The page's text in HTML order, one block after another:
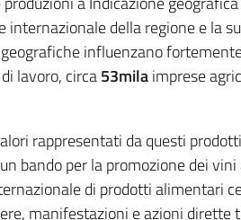
della regione e la
influenzano
lavoro, circa53milaimprese
rappresentati da questi
bando per la promozione dei
di prodotti alimentari
manifestazioni e azioni dirette